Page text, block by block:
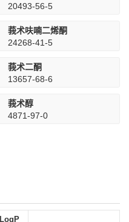
20493-56-5
莪术呋喃二烯酮
24268-41-5
莪术二酮
13657-68-6
莪术醇
4871-97-0
LogP